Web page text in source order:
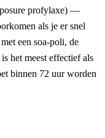
profylaxe) —
als je er snel
een soa-poli, de
het meest effectief als
binnen 72 uur worden